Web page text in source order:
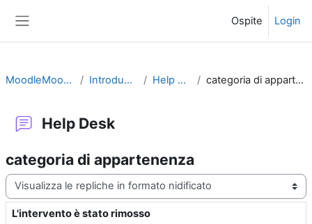
Ospite Login
MoodleMoot2010 Introduzione Help Desk categoria di appartenenza
Help Desk
categoria di appartenenza
Modalità visualizzazione
L'intervento è stato rimosso
Numero di risposte: 2